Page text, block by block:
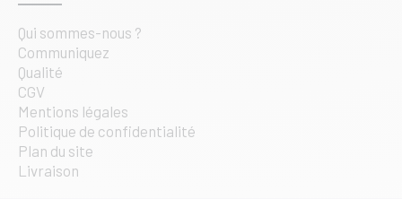
Qui sommes-nous ?
Communiquez
Qualité
CGV
Mentions légales
Politique de confidentialité
Plan du site
Livraison